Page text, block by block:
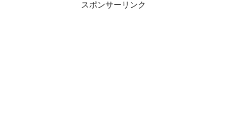
スポンサーリンク